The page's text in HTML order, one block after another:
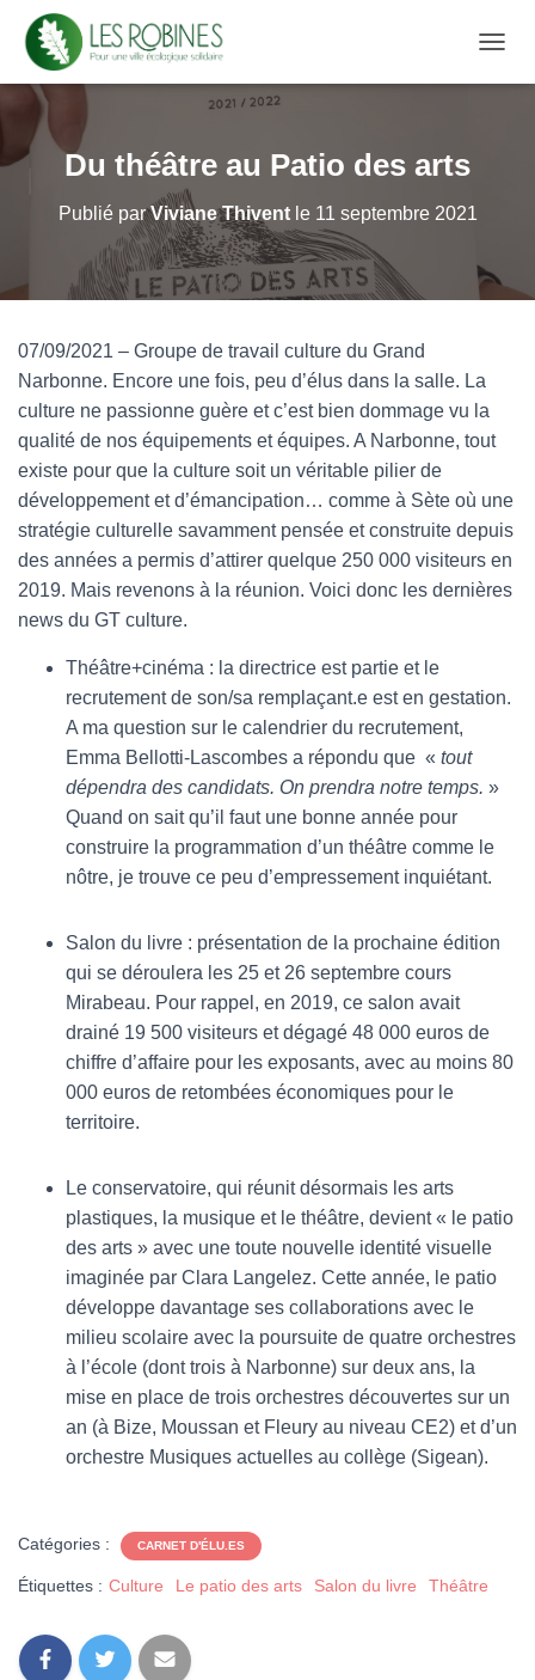
É
A
O
Du théâtre au Patio des arts
Publié parViviane Thiventle 11 septembre 2021
07/09/2021 – Groupe de travail culture du Grand
Narbonne. Encore une fois, peu d’élus dans la salle. La
culture ne passionne guère et c’est bien dommage vu la
qualité de nos équipements et équipes. A Narbonne, tout
existe pour que la culture soit un véritable pilier de
développement et d’émancipation… comme à Sète où une
stratégie culturelle savamment pensée et construite depuis
des années a permis d’attirer quelque 250 000 visiteurs en
2019. Mais revenons à la réunion. Voici donc les dernières
news du GT culture.
Théâtre+cinéma : la directrice est partie et le
recrutement de son/sa remplaçant.e est en gestation.
A ma question sur le calendrier du recrutement,
Emma Bellotti-Lascombes a répondu que « tout
dépendra des candidats. On prendra notre temps. »
Quand on sait qu’il faut une bonne année pour
construire la programmation d’un théâtre comme le
nôtre, je trouve ce peu d’empressement inquiétant.
Salon du livre : présentation de la prochaine édition
qui se déroulera les 25 et 26 septembre cours
Mirabeau. Pour rappel, en 2019, ce salon avait
drainé 19 500 visiteurs et dégagé 48 000 euros de
chiffre d’affaire pour les exposants, avec au moins 80
000 euros de retombées économiques pour le
territoire.
Le conservatoire, qui réunit désormais les arts
plastiques, la musique et le théâtre, devient « le patio
des arts » avec une toute nouvelle identité visuelle
imaginée par Clara Langelez. Cette année, le patio
développe davantage ses collaborations avec le
milieu scolaire avec la poursuite de quatre orchestres
à l’école (dont trois à Narbonne) sur deux ans, la
mise en place de trois orchestres découvertes sur un
an (à Bize, Moussan et Fleury au niveau CE2) et d’un
orchestre Musiques actuelles au collège (Sigean).
Catégories : CARNET D'ÉLU.ES
Étiquettes : Culture Le patio des arts Salon du livre Théâtre